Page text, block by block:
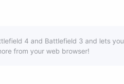
4 and Battlefield 3 and lets you
from your web browser!